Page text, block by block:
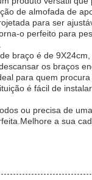
de almofada de
para ser
o perfeito para
braço é de
os braços
para quem
é fácil de
ou precisa de
a sua